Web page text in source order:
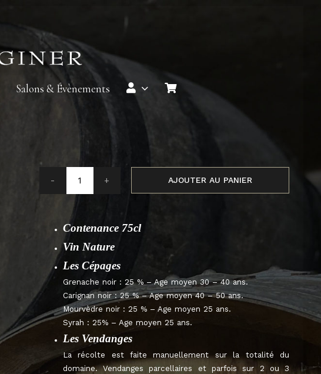
Salons & Évènements
Cuvée
CaracTerre
2024
AJOUTER AU PANIER
Contenance 75cl
Vin Nature
Les Cépages
Grenache noir : 25 % – Age moyen 30 – 40 ans.
Carignan noir : 25 % – Age moyen 40 – 50 ans.
Mourvèdre noir : 25 % – Age moyen 25 ans.
Syrah : 25% – Age moyen 25 ans.
Les Vendanges
La récolte est faite manuellement sur la totalité du
domaine. Vendanges parcellaires et parfois sur 2 ou 3